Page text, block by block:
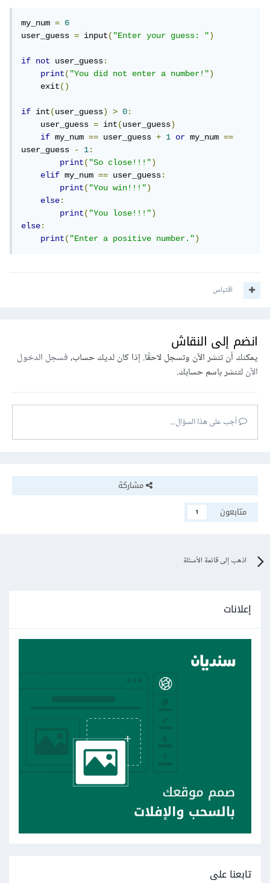
my_num =
6
user_guess = input("Enter your guess: ")
if not user_guess:
print("You did not enter a number!")
    exit
()
if int(user_guess) > 0:
    user_guess
= int(user_guess)
if my_num == user_guess + 1 or my_num ==
user_guess - 1:
print("So close!!!")
elif my_num == user_guess:
print("You win!!!")
else:
print("You lose!!!")
else:
print("Enter a positive number.")
اقتباس
انضم إلى النقاش
يمكنك أن تنشر الآن وتسجل لاحقًا. إذا كان لديك حساب،فسجل الدخول
الآنلتنشر باسم حسابك.
أجب على هذا السؤال...
مشاركة
متابعون
1
اذهب إلى قائمة الأسئلة
إعلانات
تابعنا على